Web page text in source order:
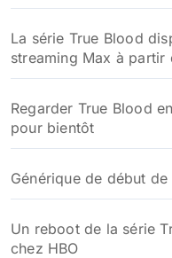
La série True Blood
streaming Max à partir
Regarder True Blood
pour bientôt
Générique de début
Un reboot de la série
chez HBO